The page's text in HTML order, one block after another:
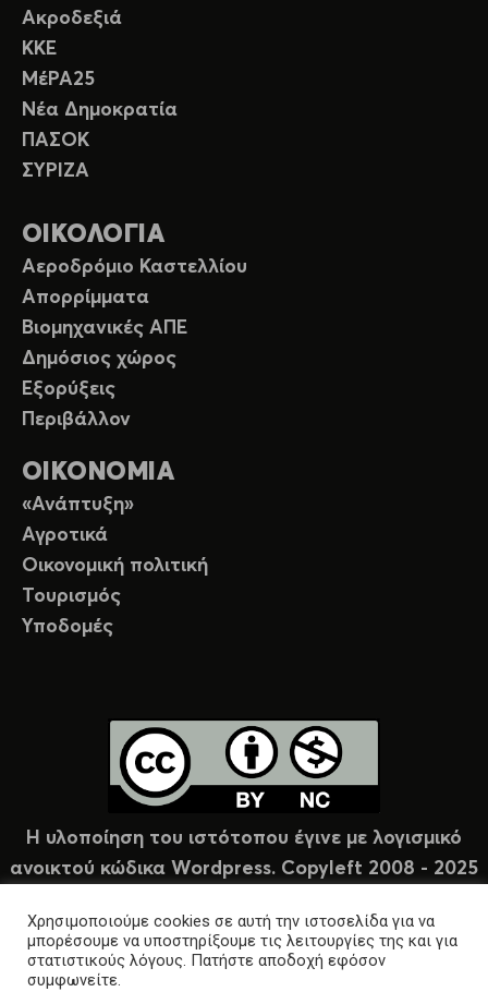
Ακροδεξιά
ΚΚΕ
ΜέΡΑ25
Νέα Δημοκρατία
ΠΑΣΟΚ
ΣΥΡΙΖΑ
ΟΙΚΟΛΟΓΙΑ
Αεροδρόμιο Καστελλίου
Απορρίμματα
Βιομηχανικές ΑΠΕ
Δημόσιος χώρος
Εξορύξεις
Περιβάλλον
ΟΙΚΟΝΟΜΙΑ
«Ανάπτυξη»
Αγροτικά
Οικονομική πολιτική
Τουρισμός
Υποδομές
Η υλοποίηση του ιστότοπου έγινε με λογισμικό
ανοικτού κώδικα Wordpress. Copyleft 2008 - 2025
Χρησιμοποιούμε cookies σε αυτή την ιστοσελίδα για να
μπορέσουμε να υποστηρίξουμε τις λειτουργίες της και για
στατιστικούς λόγους. Πατήστε αποδοχή εφόσον
συμφωνείτε.